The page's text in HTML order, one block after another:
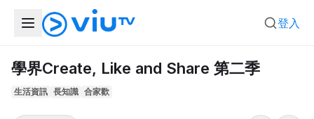
登入
學界Create, Like and Share 第二季
生活資訊 長知識 合家歡